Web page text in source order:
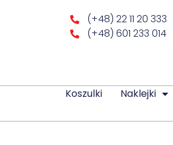
(+48) 22 11 20 333
(+48) 601 233 014
Koszulki Naklejki